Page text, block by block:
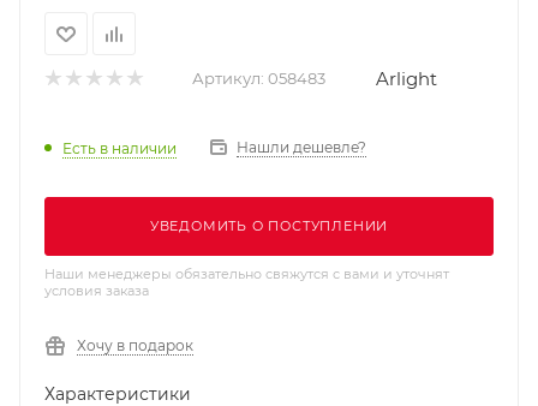
Артикул: 058483 Arlight
Есть в наличии Нашли дешевле?
УВЕДОМИТЬ О ПОСТУПЛЕНИИ
Наши менеджеры обязательно свяжутся с вами и уточнят
условия заказа
Хочу в подарок
Характеристики